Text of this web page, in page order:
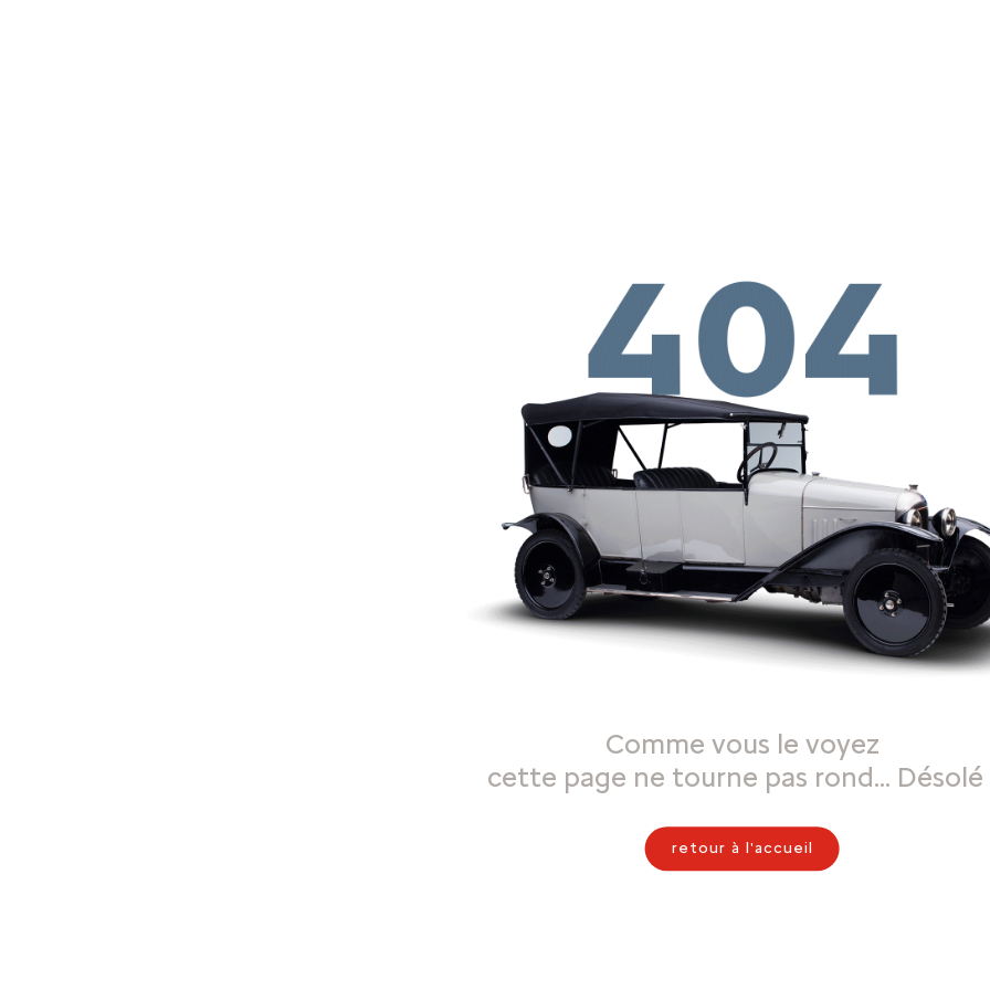
Comme vous le voyez
cette page ne tourne pas rond… Désolé
retour à l'accueil